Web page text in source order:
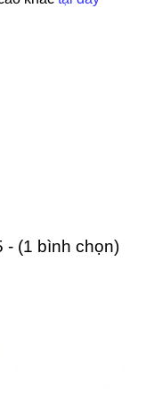
- (1 bình chọn)